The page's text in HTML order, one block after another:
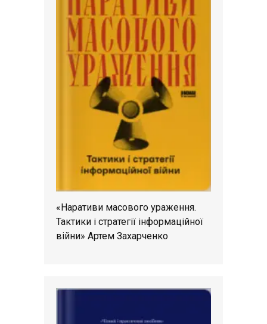
«Наративи масового ураження.
Тактики і стратегії інформаційної
війни» Артем Захарченко